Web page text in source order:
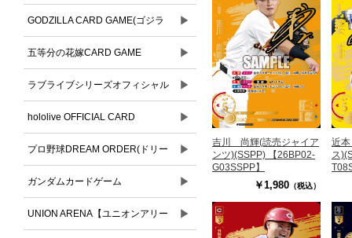
GODZILLA CARD GAME(ゴジラ
カードゲーム)
▶
五等分の花嫁CARD GAME ▶
ラブライブシリーズオフィシャル
カードゲーム
▶
hololive OFFICIAL CARD
GAME(ホロライブオフィシャルカ
ードゲーム)
▶
プロ野球DREAM ORDER(ドリー
ムオーダー)
▶
ガンダムカードゲーム ▶
UNION ARENA【ユニオンアリー ▶
吉川 尚輝(読売ジャイア
ンツ)(SSPP) 【26BP02-
G03SSPP】
￥1,980 （税込）
近
ス